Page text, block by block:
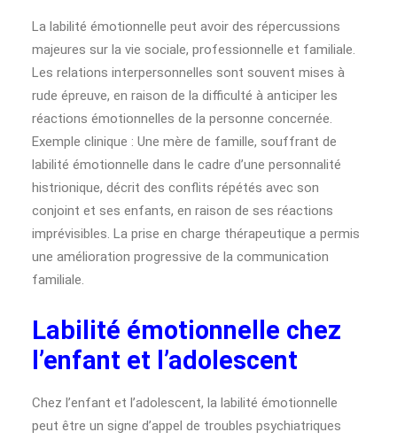
La labilité émotionnelle peut avoir des répercussions
majeures sur la vie sociale, professionnelle et familiale.
Les relations interpersonnelles sont souvent mises à
rude épreuve, en raison de la difficulté à anticiper les
réactions émotionnelles de la personne concernée.
Exemple clinique : Une mère de famille, souffrant de
labilité émotionnelle dans le cadre d’une personnalité
histrionique, décrit des conflits répétés avec son
conjoint et ses enfants, en raison de ses réactions
imprévisibles. La prise en charge thérapeutique a permis
une amélioration progressive de la communication
familiale.
Labilité émotionnelle chez
l’enfant et l’adolescent
Chez l’enfant et l’adolescent, la labilité émotionnelle
peut être un signe d’appel de troubles psychiatriques